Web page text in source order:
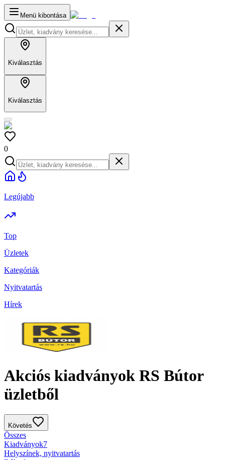
Menü kibontása
Kiválasztás
Kiválasztás
0
Legújabb
Top
Üzletek
Kategóriák
Nyitvatartás
Hírek
Akciós kiadványok RS Bútor
üzletből
Követés
Összes
Kiadványok7
Helyszínek, nyitvatartás